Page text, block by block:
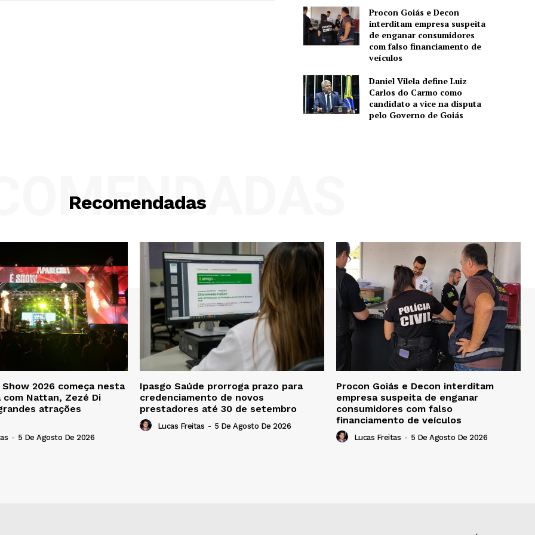
Procon Goiás e Decon
interditam empresa suspeita
de enganar consumidores
com falso financiamento de
veículos
Daniel Vilela define Luiz
Carlos do Carmo como
candidato a vice na disputa
pelo Governo de Goiás
Recomendadas
2026 começa nesta
Nattan, Zezé Di
atrações
- 5 De Agosto De 2026
Ipasgo Saúde prorroga prazo para
credenciamento de novos
prestadores até 30 de setembro
Lucas Freitas - 5 De Agosto De 2026
Procon Goiás e Decon interditam
empresa suspeita de enganar
consumidores com falso
financiamento de veículos
Lucas Freitas - 5 De Agosto De 2026